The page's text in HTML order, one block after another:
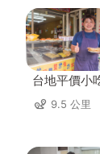
台地平價小
9.5 公里